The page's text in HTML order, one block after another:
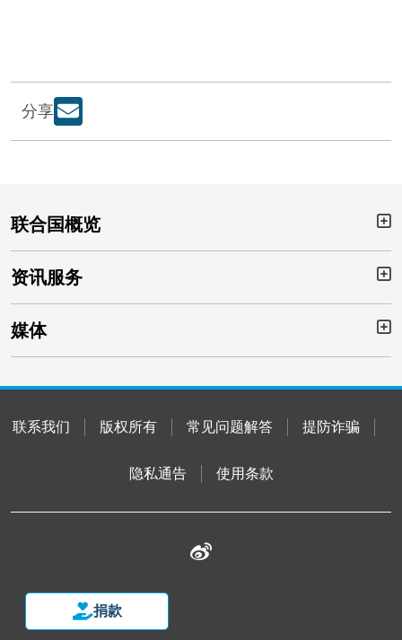
分享
联合国概览
资讯服务
媒体
Footer
联系我们 版权所有 常见问题解答 提防诈骗
隐私通告 使用条款
Footer捐款